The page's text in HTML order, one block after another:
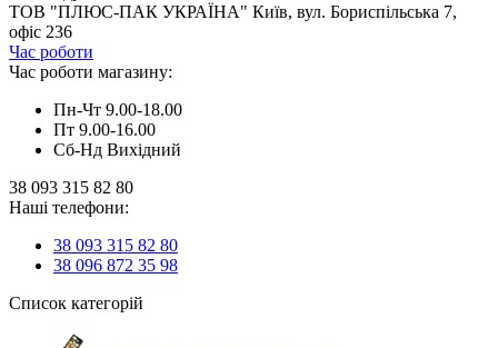
ТОВ "ПЛЮС-ПАК УКРАЇНА" Київ, вул. Бориспільська 7,
офіс 236
Час роботи
Час роботи магазину:
Пн-Чт 9.00-18.00
Пт 9.00-16.00
Сб-Нд Вихідний
38 093 315 82 80
Наші телефони:
38 093 315 82 80
38 096 872 35 98
Список категорій